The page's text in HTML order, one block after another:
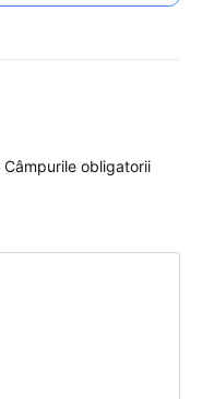
Câmpurile obligatorii